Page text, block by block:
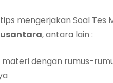
mengerjakan Soal Tes
, antara lain :
materi dengan rumus-